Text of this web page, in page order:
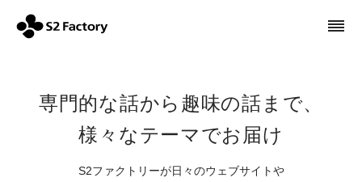
専門的な話から趣味の話まで、
様々なテーマでお届け
S2ファクトリーが日々のウェブサイトや